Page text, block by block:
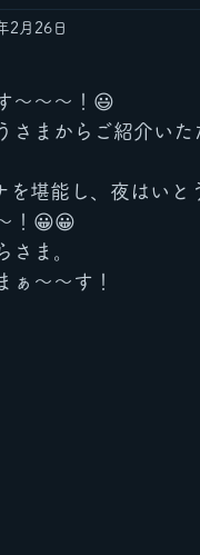
2月26日
〜〜〜！😃
さまからご紹介い
堪能し、夜はいと
！😀😀
さま。
ぁ〜〜す！